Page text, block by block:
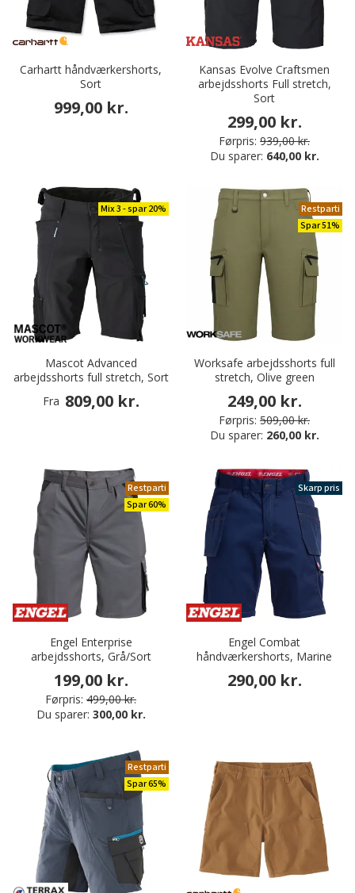
Carhartt håndværkershorts,
Sort
999,00 kr.
Kansas Evolve Craftsmen
arbejdsshorts Full stretch,
Sort
299,00 kr.
Førpris: 939,00 kr.
Du sparer: 640,00 kr.
Mix 3 - spar 20%
Mascot Advanced
arbejdsshorts full stretch, Sort
Fra 809,00 kr.
Restparti
Spar 51%
Worksafe arbejdsshorts full
stretch, Olive green
249,00 kr.
Førpris: 509,00 kr.
Du sparer: 260,00 kr.
Restparti
Spar 60%
Engel Enterprise
arbejdsshorts, Grå/Sort
199,00 kr.
Førpris: 499,00 kr.
Du sparer: 300,00 kr.
Skarp pris
Engel Combat
håndværkershorts, Marine
290,00 kr.
Restparti
Spar 65%